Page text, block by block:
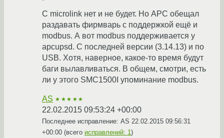
С microlink нет и не будет. Но APC обещал
раздавать фирмварь с поддержкой ещё и
modbus. А вот modbus поддерживается у
apcupsd. С последней версии (3.14.13) и по
USB. Хотя, наверное, какое-то время будут
баги вылавливаться. В общем, смотри, есть
ли у этого SMC1500I упоминание modbus.
AS ★★★★★
22.02.2015 09:53:24 +00:00
Последнее исправление: AS 22.02.2015 09:56:31
+00:00 (всего исправлений: 1)